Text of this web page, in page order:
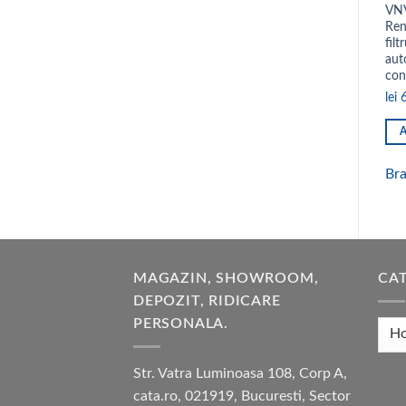
lei
MAGAZIN, SHOWROOM,
DEPOZIT, RIDICARE
PERSONALA.
Str. Vatra Luminoasa 108, Corp A,
cata.ro, 021919, Bucuresti, Sector